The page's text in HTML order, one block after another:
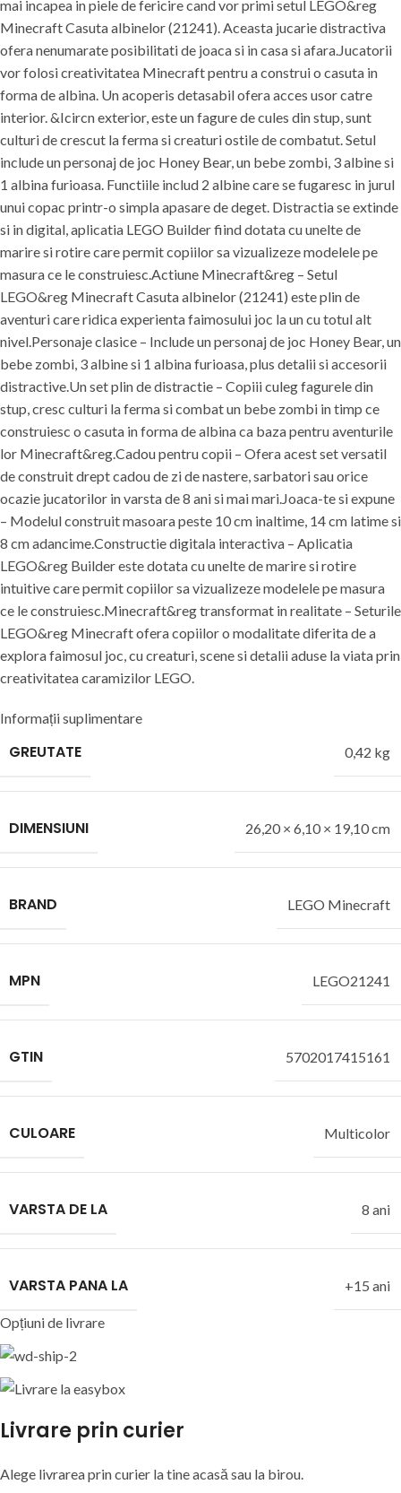
mai incapea in piele de fericire cand vor primi setul LEGO&reg
Minecraft Casuta albinelor (21241). Aceasta jucarie distractiva
ofera nenumarate posibilitati de joaca si in casa si afara.Jucatorii
vor folosi creativitatea Minecraft pentru a construi o casuta in
forma de albina. Un acoperis detasabil ofera acces usor catre
interior. &Icircn exterior, este un fagure de cules din stup, sunt
culturi de crescut la ferma si creaturi ostile de combatut. Setul
include un personaj de joc Honey Bear, un bebe zombi, 3 albine si
1 albina furioasa. Functiile includ 2 albine care se fugaresc in jurul
unui copac printr-o simpla apasare de deget. Distractia se extinde
si in digital, aplicatia LEGO Builder fiind dotata cu unelte de
marire si rotire care permit copiilor sa vizualizeze modelele pe
masura ce le construiesc.Actiune Minecraft&reg – Setul
LEGO&reg Minecraft Casuta albinelor (21241) este plin de
aventuri care ridica experienta faimosului joc la un cu totul alt
nivel.Personaje clasice – Include un personaj de joc Honey Bear, un
bebe zombi, 3 albine si 1 albina furioasa, plus detalii si accesorii
distractive.Un set plin de distractie – Copiii culeg fagurele din
stup, cresc culturi la ferma si combat un bebe zombi in timp ce
construiesc o casuta in forma de albina ca baza pentru aventurile
lor Minecraft&reg.Cadou pentru copii – Ofera acest set versatil
de construit drept cadou de zi de nastere, sarbatori sau orice
ocazie jucatorilor in varsta de 8 ani si mai mari.Joaca-te si expune
– Modelul construit masoara peste 10 cm inaltime, 14 cm latime si
8 cm adancime.Constructie digitala interactiva – Aplicatia
LEGO&reg Builder este dotata cu unelte de marire si rotire
intuitive care permit copiilor sa vizualizeze modelele pe masura
ce le construiesc.Minecraft&reg transformat in realitate – Seturile
LEGO&reg Minecraft ofera copiilor o modalitate diferita de a
explora faimosul joc, cu creaturi, scene si detalii aduse la viata prin
creativitatea caramizilor LEGO.
Informații suplimentare
GREUTATE 0,42 kg
DIMENSIUNI 26,20 × 6,10 × 19,10 cm
BRAND LEGO Minecraft
MPN LEGO21241
GTIN 5702017415161
CULOARE Multicolor
VARSTA DE LA 8 ani
VARSTA PANA LA +15 ani
Opțiuni de livrare
Livrare prin curier
Alege livrarea prin curier latineacasă sau la birou.